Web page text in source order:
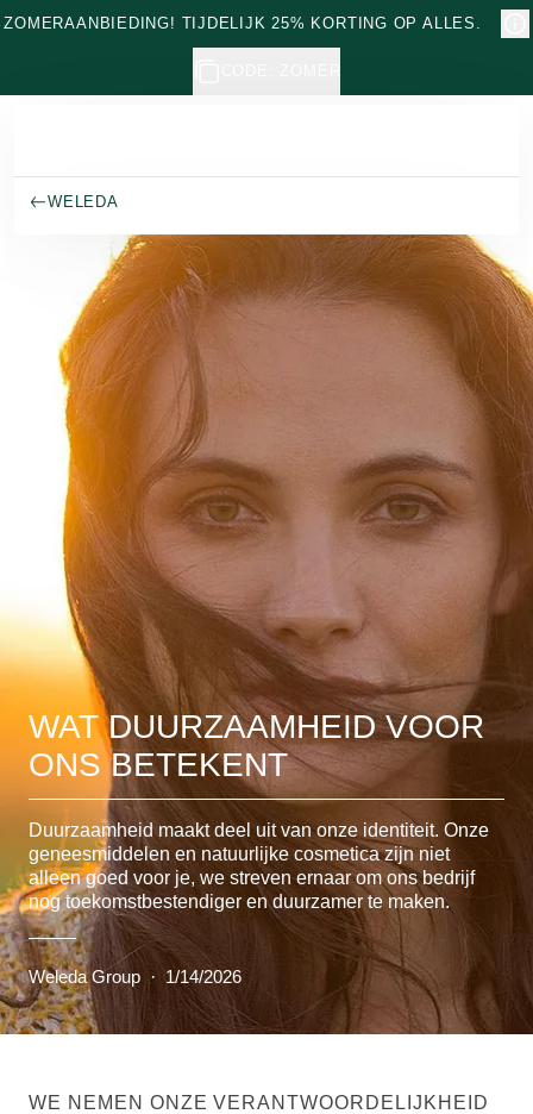
Naar hoofdinhoud gaan
ZOMERAANBIEDING! TIJDELIJK 25% KORTING OP ALLES.
WELEDA
WAT DUURZAAMHEID VOOR
ONS BETEKENT
Duurzaamheid maakt deel uit van onze identiteit. Onze
geneesmiddelen en natuurlijke cosmetica zijn niet
alleen goed voor je, we streven ernaar om ons bedrijf
nog toekomstbestendiger en duurzamer te maken.
Weleda Group · 1/14/2026
WE NEMEN ONZE VERANTWOORDELIJKHEID